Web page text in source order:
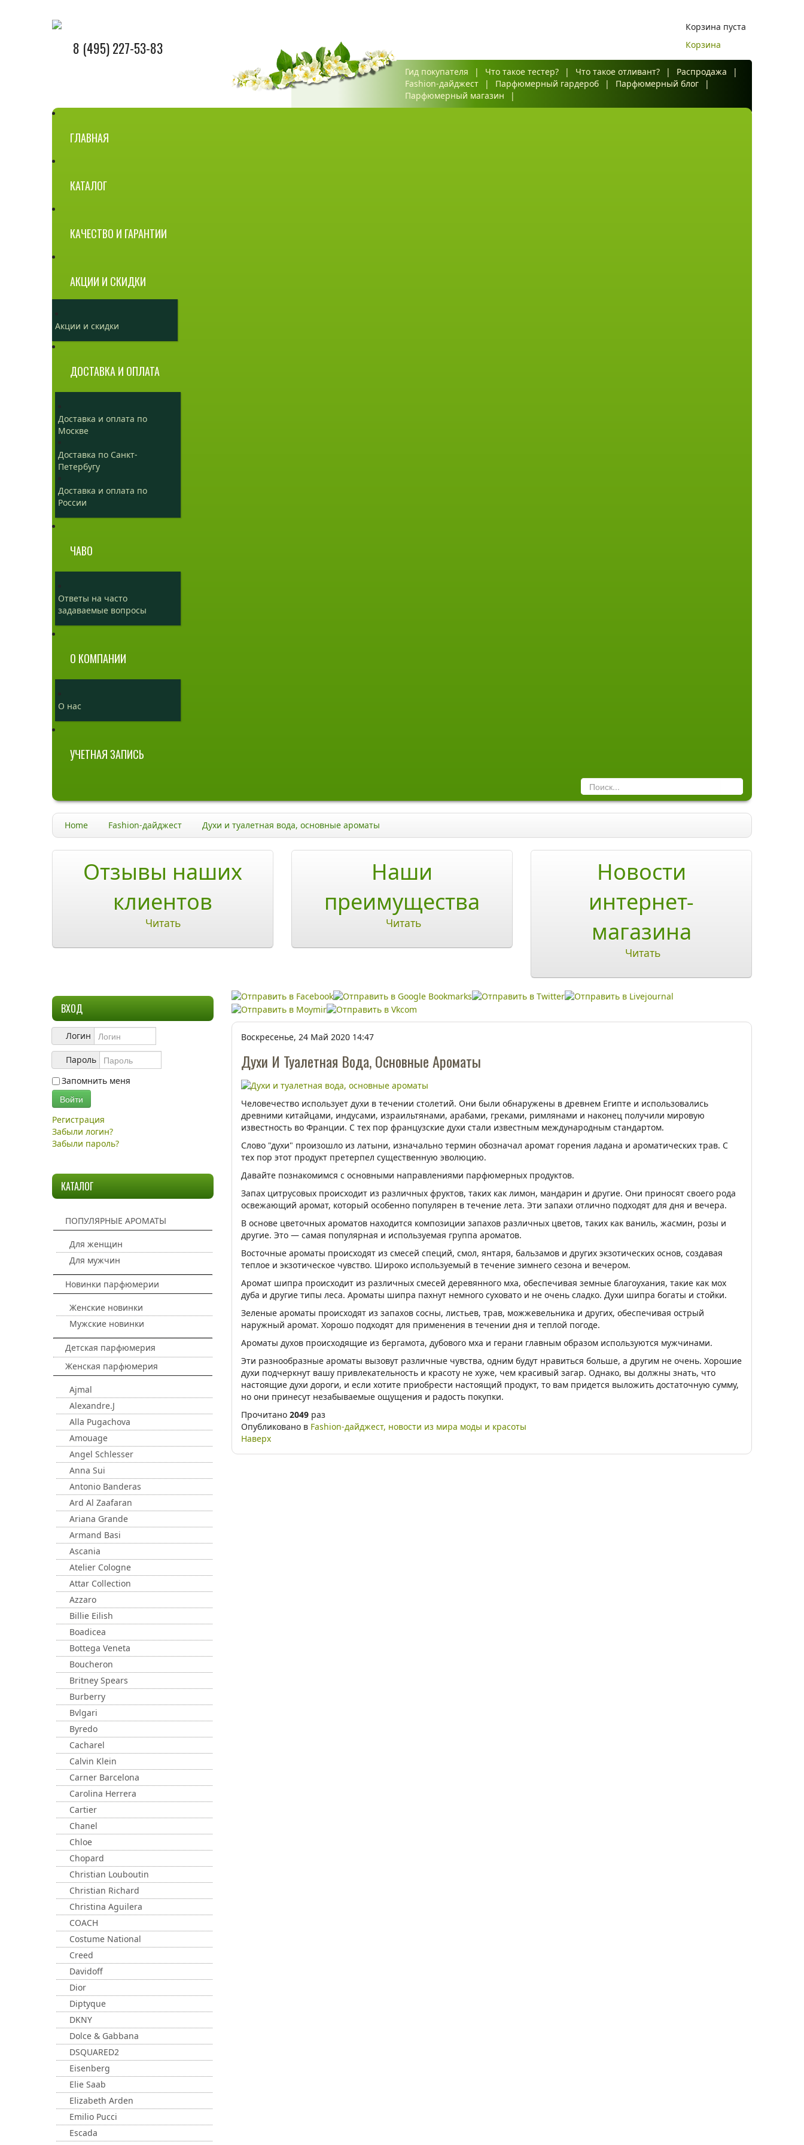
8 (495) 227-53-83
Корзина пуста
Корзина
Гид покупателя | Что такое тестер? | Что такое отливант? | Распродажа
|
Fashion-дайджест
| Парфюмерный гардероб | Парфюмерный блог
|
Парфюмерный магазин
|
ГЛАВНАЯ
КАТАЛОГ
КАЧЕСТВО И ГАРАНТИИ
АКЦИИ И СКИДКИ
Акции и скидки
ДОСТАВКА И ОПЛАТА
Доставка и оплата по
Москве
Доставка по Санкт-
Петербугу
Доставка и оплата по
России
ЧАВО
Ответы на часто
задаваемые вопросы
О КОМПАНИИ
О нас
УЧЕТНАЯ ЗАПИСЬ
Home Fashion-дайджест Духи и туалетная вода, основные ароматы
Отзывы наших
клиентов
Читать
Наши
преимущества
Читать
Новости
интернет-
магазина
Читать
ВХОД
Логин
Пароль
Запомнить меня
Войти
Регистрация
Забыли логин?
Забыли пароль?
КАТАЛОГ
ПОПУЛЯРНЫЕ АРОМАТЫ
Для женщин
Для мужчин
Новинки парфюмерии
Женские новинки
Мужские новинки
Детская парфюмерия
Женская парфюмерия
Ajmal
Alexandre.J
Alla Pugachova
Amouage
Angel Schlesser
Anna Sui
Antonio Banderas
Ard Al Zaafaran
Ariana Grande
Armand Basi
Ascania
Atelier Cologne
Attar Collection
Azzaro
Billie Eilish
Boadicea
Bottega Veneta
Boucheron
Britney Spears
Burberry
Bvlgari
Byredo
Cacharel
Calvin Klein
Carner Barcelona
Carolina Herrera
Cartier
Chanel
Chloe
Chopard
Christian Louboutin
Christian Richard
Christina Aguilera
COACH
Costume National
Creed
Davidoff
Dior
Diptyque
DKNY
Dolce & Gabbana
DSQUARED2
Eisenberg
Elie Saab
Elizabeth Arden
Emilio Pucci
Escada
Воскресенье, 24 Май 2020 14:47
Духи И Туалетная Вода, Основные Ароматы
Человечество использует духи в течении столетий. Они были обнаружены в древнем Египте и использовались
древними китайцами, индусами, израильтянами, арабами, греками, римлянами и наконец получили мировую
известность во Франции. С тех пор французские духи стали известным международным стандартом.
Слово "духи" произошло из латыни, изначально термин обозначал аромат горения ладана и ароматических трав. С
тех пор этот продукт претерпел существенную эволюцию.
Давайте познакомимся с основными направлениями парфюмерных продуктов.
Запах цитрусовых происходит из различных фруктов, таких как лимон, мандарин и другие. Они приносят своего рода
освежающий аромат, который особенно популярен в течение лета. Эти запахи отлично подходят для дня и вечера.
В основе цветочных ароматов находится композиции запахов различных цветов, таких как ваниль, жасмин, розы и
другие. Это — самая популярная и используемая группа ароматов.
Восточные ароматы происходят из смесей специй, смол, янтаря, бальзамов и других экзотических основ, создавая
теплое и экзотическое чувство. Широко используемый в течение зимнего сезона и вечером.
Аромат шипра происходит из различных смесей деревянного мха, обеспечивая земные благоухания, такие как мох
дуба и другие типы леса. Ароматы шипра пахнут немного суховато и не очень сладко. Духи шипра богаты и стойки.
Зеленые ароматы происходят из запахов сосны, листьев, трав, можжевельника и других, обеспечивая острый
наружный аромат. Хорошо подходят для применения в течении дня и теплой погоде.
Ароматы духов происходящие из бергамота, дубового мха и герани главным образом используются мужчинами.
Эти разнообразные ароматы вызовут различные чувства, одним будут нравиться больше, а другим не очень. Хорошие
духи подчеркнут вашу привлекательность и красоту не хуже, чем красивый загар. Однако, вы должны знать, что
настоящие духи дороги, и если хотите приобрести настоящий продукт, то вам придется выложить достаточную сумму,
но они принесут незабываемые ощущения и радость покупки.
Прочитано 2049 раз
Опубликовано в Fashion-дайджест, новости из мира моды и красоты
Наверх